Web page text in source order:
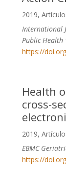
2019,
International
Public Health
https://
Health
cross-
2019,
EBMC
https://